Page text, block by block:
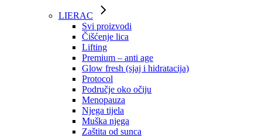
LIERAC
Svi proizvodi
Čišćenje lica
Lifting
Premium – anti age
Glow fresh (sjaj i hidratacija)
Protocol
Područje oko očiju
Menopauza
Njega tijela
Muška njega
Zaštita od sunca